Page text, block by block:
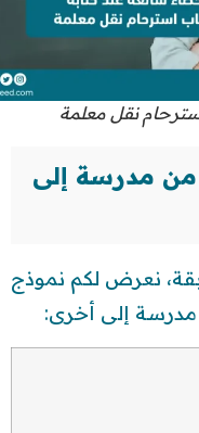
نقل معلمة
مدرسة إلى
نعرض لكم نموذج
إلى أخرى: